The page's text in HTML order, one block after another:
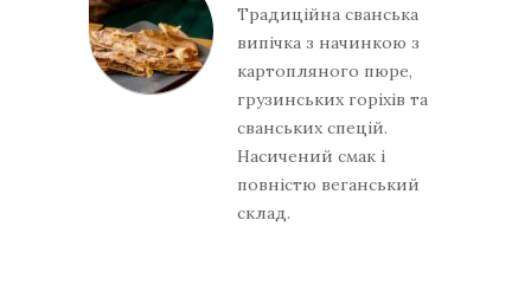
Традиційна сванська
випічка з начинкою з
картопляного пюре,
грузинських горіхів та
сванських спецій.
Насичений смак і
повністю веганський
склад.